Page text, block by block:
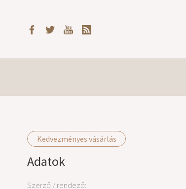
Kedvezményes vásárlás
Adatok
Szerző / rendező: